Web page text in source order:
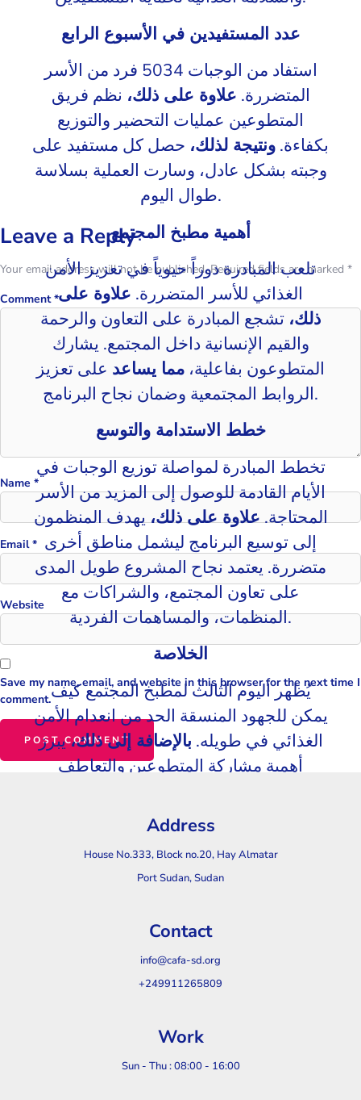
عدد المستفيدين في الأسبوع الرابع
استفاد من الوجبات 5034 فرد من الأسر
المتضررة. علاوة على ذلك، نظم فريق
المتطوعين عمليات التحضير والتوزيع
بكفاءة. ونتيجة لذلك، حصل كل مستفيد على
وجبته بشكل عادل، وسارت العملية بسلاسة
طوال اليوم.
أهمية مطبخ المجتمع
تلعب المبادرة دوراً حيوياً في تعزيز الأمن
الغذائي للأسر المتضررة. علاوة على
ذلك، تشجع المبادرة على التعاون والرحمة
والقيم الإنسانية داخل المجتمع. يشارك
المتطوعون بفاعلية، مما يساعد على تعزيز
الروابط المجتمعية وضمان نجاح البرنامج.
خطط الاستدامة والتوسع
تخطط المبادرة لمواصلة توزيع الوجبات في
الأيام القادمة للوصول إلى المزيد من الأسر
المحتاجة.علاوة على ذلك،يهدف المنظمون
إلى توسيع البرنامج ليشمل مناطق أخرى
متضررة. يعتمد نجاح المشروع طويل المدى
على تعاون المجتمع، والشراكات مع
المنظمات، والمساهمات الفردية.
الخلاصة
يُظهر اليوم الثالث لمطبخ المجتمع كيف
يمكن للجهود المنسقة الحد من انعدام الأمن
الغذائي في طويله. بالإضافة إلى ذلك،يبرز
أهمية مشاركة المتطوعين والتعاطف
Leave a Reply
Your email address will not be published. Required fields are marked *
Comment*
Name *
Email*
Website
Save my name, email, and website in this browser for the next time I
comment.
Address
House No.333, Block no.20, Hay Almatar
Port Sudan, Sudan
Contact
info@cafa-sd.org
+249911265809
Work
Sun - Thu : 08:00 - 16:00